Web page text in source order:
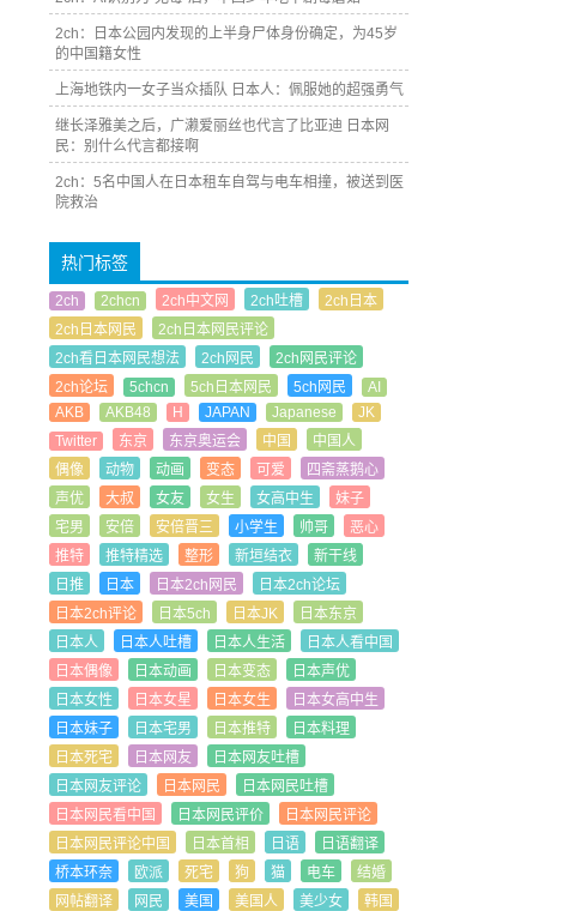
2ch：日本公园内发现的上半身尸体身份确定，为45岁
的中国籍女性
上海地铁内一女子当众插队 日本人：佩服她的超强勇气
继长泽雅美之后，广濑爱丽丝也代言了比亚迪 日本网
民：别什么代言都接啊
2ch：5名中国人在日本租车自驾与电车相撞，被送到医
院救治
热门标签
2ch 2chcn 2ch中文网 2ch吐槽
2ch日本
2ch日本网民
2ch日本网民评论
2ch看日本网民想法
2ch网民
2ch网民评论
2ch论坛
5chcn 5ch日本网民 5ch网民
AI
AKB
AKB48 H JAPAN Japanese
JK
Twitter
东京 东京奥运会 中国
中国人
偶像
动物 动画 变态 可爱
四斋蒸鹅心
声优
大叔 女友 女生 女高中生
妹子
宅男
安倍 安倍晋三 小学生 帅哥
恶心
推特
推特精选 整形 新垣结衣
新干线
日推
日本 日本2ch网民
日本2ch论坛
日本2ch评论
日本5ch 日本JK
日本东京
日本人
日本人吐槽 日本人生活
日本人看中国
日本偶像
日本动画 日本变态
日本声优
日本女性
日本女星 日本女生
日本女高中生
日本妹子
日本宅男 日本推特
日本料理
日本死宅
日本网友
日本网友吐槽
日本网友评论
日本网民
日本网民吐槽
日本网民看中国
日本网民评价
日本网民评论
日本网民评论中国
日本首相 日语
日语翻译
桥本环奈
欧派 死宅 狗 猫 电车
结婚
网帖翻译
网民 美国 美国人 美少女
韩国